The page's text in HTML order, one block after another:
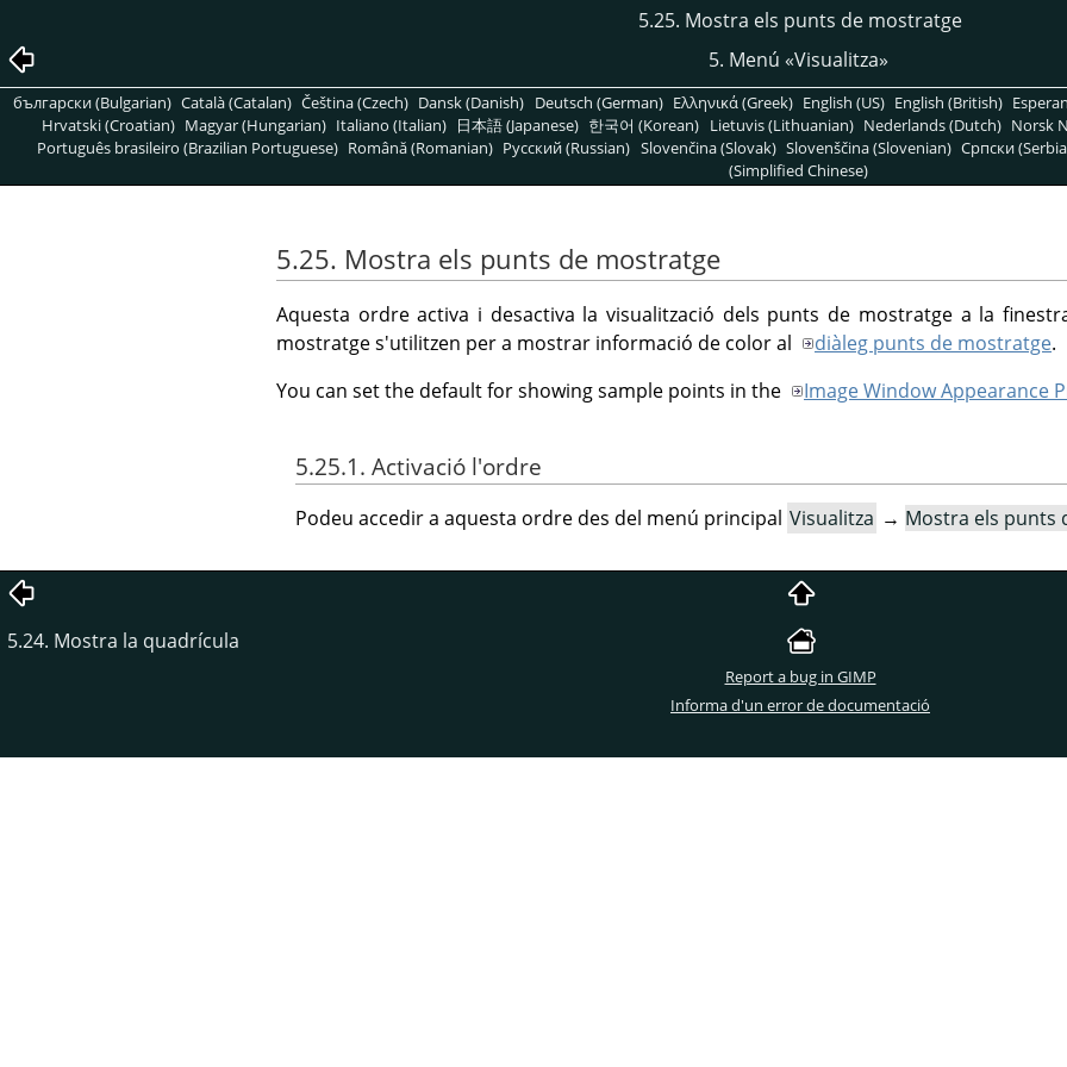
5.25. Mostra els punts de mostratge
5. Menú «Visualitza»
български (Bulgarian) Català (Catalan) Čeština (Czech) Dansk (Danish) Deutsch (German) Ελληνικά (Greek) English (US) English (British)
Hrvatski (Croatian) Magyar (Hungarian) Italiano (Italian) 日本語 (Japanese) 한국어 (Korean) Lietuvis (Lithuanian) Nederlands (Dutch) Norsk
Português brasileiro (Brazilian Portuguese) Română (Romanian) Pусский (Russian) Slovenčina (Slovak) Slovenščina (Slovenian) Српски
(Simplified Chinese)
5.25. Mostra els punts de mostratge
Aquesta ordre activa i desactiva la visualització dels punts de mostratge a la
mostratge s'utilitzen per a mostrar informació de color al
diàleg punts de mostratge.
You can set the default for showing sample points in the
Image Window Appearance
5.25.1. Activació l'ordre
Podeu accedir a aquesta ordre des del menú principal Visualitza → Mostra els punts
5.24. Mostra la quadrícula
Report a bug in GIMP
Informa d'un error de documentació